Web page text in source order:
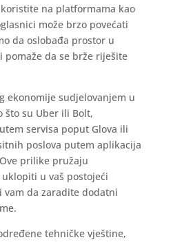
na platformama kao
može brzo povećati
da oslobađa prostor u
pomaže da se brže riješite
ekonomije sudjelovanjem u
što su Uber ili Bolt,
servisa poput Glova ili
poslova putem aplikacija
prilike pružaju
u vaš postojeći
vam da zaradite dodatni
tehničke vještine,